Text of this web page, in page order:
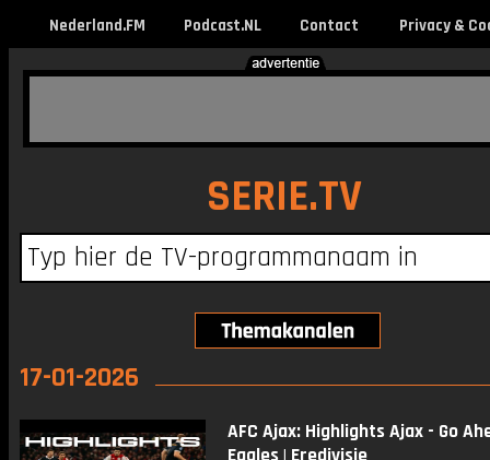
Nederland.FM Podcast.NL Contact Privacy &
SERIE.TV
17-01-2026
AFC Ajax: Highlights Ajax - Go